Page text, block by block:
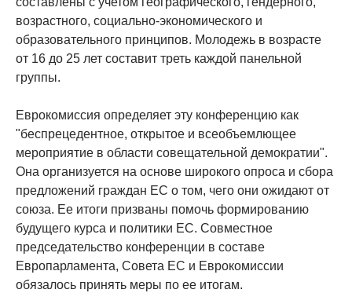
возрастного, социально-экономического и
образовательного принципов. Молодежь в возрасте
от 16 до 25 лет составит треть каждой панельной
группы.
Еврокомиссия определяет эту конференцию как
"беспрецедентное, открытое и всеобъемлющее
мероприятие в области совещательной демократии".
Она организуется на основе широкого опроса и сбора
предложений граждан ЕС о том, чего они ожидают от
союза. Ее итоги призваны помочь формированию
будущего курса и политики ЕС. Совместное
председательство конференции в составе
Европарламента, Совета ЕС и Еврокомиссии
обязалось принять меры по ее итогам.